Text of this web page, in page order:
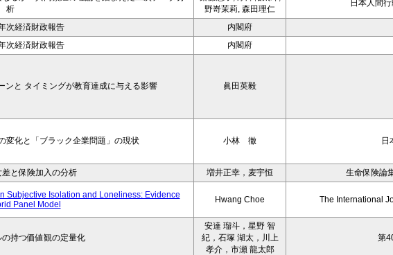
析
野嵜茉莉, 森田理仁
日本人間
次経済財政報告 内閣府
次経済財政報告
内閣府
ンと タイミングが教育達成に与える影響 眞田英毅
変化と「ブラック企業問題」の現状 小林 徹 日
と保険加入の分析
増井正幸，麦宇恒 生命保険論
Subjective Isolation and Loneliness: Evidence
Panel Model
Hwang Choe The International
持つ価値観の定量化
安達 瑠斗，星野 智
紀，石塚 湖太，川上
孝介，市瀬 龍太郎
第